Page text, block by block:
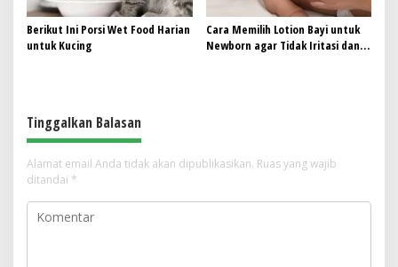
Berikut Ini Porsi Wet Food Harian
untuk Kucing
Cara Memilih Lotion Bayi untuk
Newborn agar Tidak Iritasi dan
Tinggalkan Balasan
Alamat email Anda tidak akan dipublikasikan. Ruas yang wajib
ditandai *